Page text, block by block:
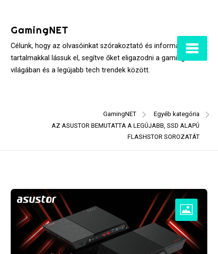
contentGamingNET
Célunk, hogy az olvasóinkat szórakoztató és informatív
tartalmakkal lássuk el, segítve őket eligazodni a gaming
világában és a legújabb tech trendek között.
GamingNET
Egyéb kategória
AZ ASUSTOR BEMUTATTA A LEGÚJABB, SSD ALAPÚ
FLASHSTOR SOROZATÁT